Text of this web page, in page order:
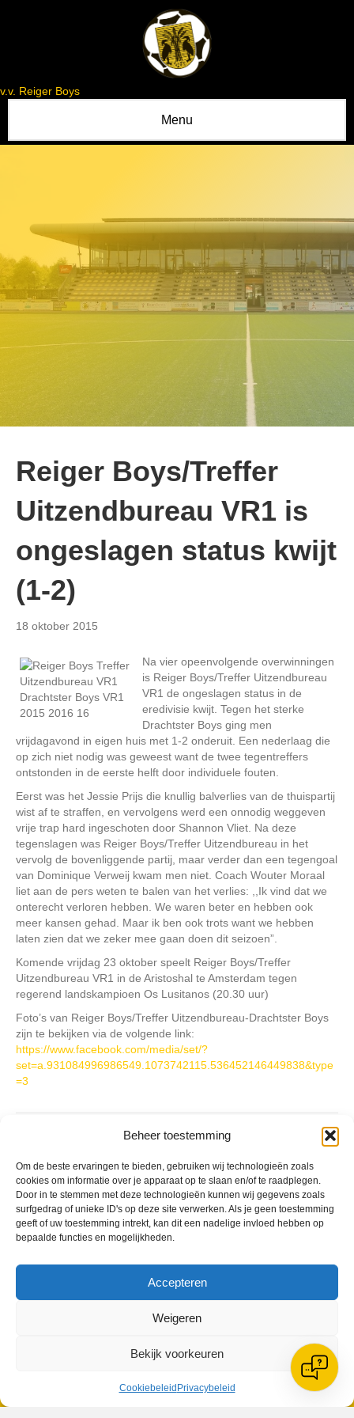
Beheer toestemming
Om de beste ervaringen te bieden, gebruiken wij technologieën zoals
cookies om informatie over je apparaat op te slaan en/of te raadplegen.
Door in te stemmen met deze technologieën kunnen wij gegevens zoals
surfgedrag of unieke ID's op deze site verwerken. Als je geen toestemming
geeft of uw toestemming intrekt, kan dit een nadelige invloed hebben op
bepaalde functies en mogelijkheden.
Accepteren
Weigeren
Bekijk voorkeuren
Cookiebeleid Privacybeleid
v.v. Reiger Boys
Menu
Reiger Boys/Treffer
Uitzendbureau VR1 is
ongeslagen status kwijt
(1-2)
18 oktober 2015
Na vier opeenvolgende overwinningen
is Reiger Boys/Treffer Uitzendbureau
VR1 de ongeslagen status in de
eredivisie kwijt. Tegen het sterke
Drachtster Boys ging men
vrijdagavond in eigen huis met 1-2 onderuit. Een nederlaag die
op zich niet nodig was geweest want de twee tegentreffers
ontstonden in de eerste helft door individuele fouten.
Eerst was het Jessie Prijs die knullig balverlies van de thuispartij
wist af te straffen, en vervolgens werd een onnodig weggeven
vrije trap hard ingeschoten door Shannon Vliet. Na deze
tegenslagen was Reiger Boys/Treffer Uitzendbureau in het
vervolg de bovenliggende partij, maar verder dan een tegengoal
van Dominique Verweij kwam men niet. Coach Wouter Moraal
liet aan de pers weten te balen van het verlies: ,,Ik vind dat we
onterecht verloren hebben. We waren beter en hebben ook
meer kansen gehad. Maar ik ben ook trots want we hebben
laten zien dat we zeker mee gaan doen dit seizoen”.
Komende vrijdag 23 oktober speelt Reiger Boys/Treffer
Uitzendbureau VR1 in de Aristoshal te Amsterdam tegen
regerend landskampioen Os Lusitanos (20.30 uur)
Foto’s van Reiger Boys/Treffer Uitzendbureau-Drachtster Boys
zijn te bekijken via de volgende link:
https://www.facebook.com/media/set/?
set=a.931084996986549.1073742115.536452146449838&type
=3
Berichten seizoen 2015-2016
VV Reiger Boys
1705 NA Heerhugowaard
Google maps route
Veelgestelde vragen